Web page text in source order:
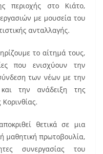
περιοχής στο Κιάτο,
με μουσεία του
ανταλλαγής.
το αίτημά τους,
που ενισχύουν την
των νέων με την
την ανάδειξη της
Κορινθίας.
θετικά σε μια
μαθητική πρωτοβουλία,
συνεργασίας του